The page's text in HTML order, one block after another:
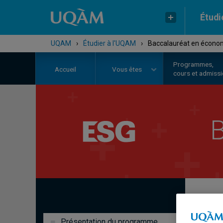
UQAM › Étudier à l'UQAM › Baccalauréat en
Accueil Vous êtes
Programmes,
cours et